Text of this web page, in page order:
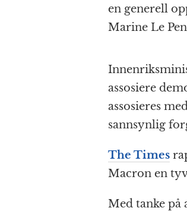
en generell
Marine Le
assosiere
assosieres
sannsynlig
The Times
Macron en
Med tanke på